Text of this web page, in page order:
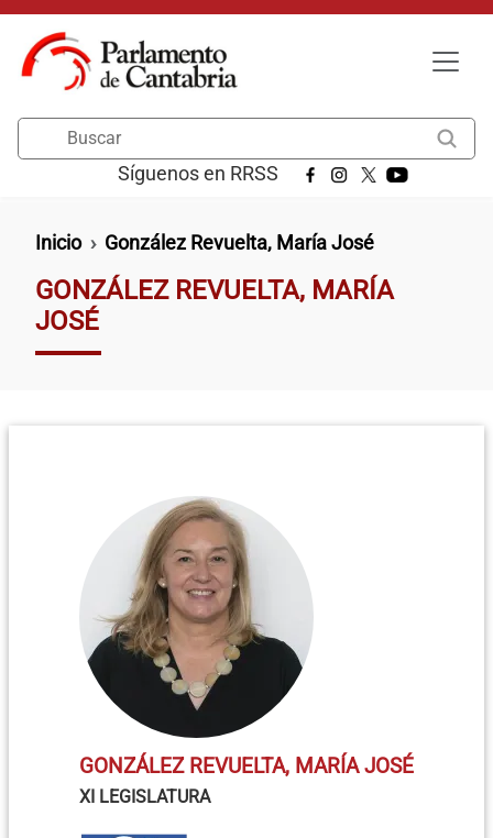
Pasar al contenido principal
Síguenos en RRSS
Ruta de navegación
Inicio González Revuelta, María José
GONZÁLEZ REVUELTA, MARÍA
JOSÉ
GONZÁLEZ REVUELTA, MARÍA JOSÉ
XI LEGISLATURA